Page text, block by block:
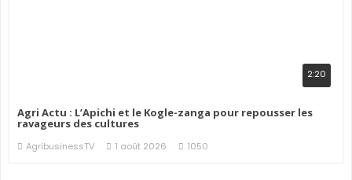
2:20
Agri Actu : L’Apichi et le Kogle-zanga pour repousser les
ravageurs des cultures
AgribusinessTV 1 août 2026 1050